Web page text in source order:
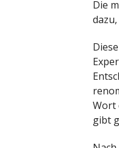
Die
Wort
gibt